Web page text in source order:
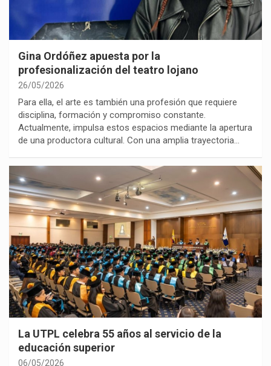
Gina Ordóñez apuesta por la
profesionalización del teatro lojano
26/05/2026
Para ella, el arte es también una profesión que requiere
disciplina, formación y compromiso constante.
Actualmente, impulsa estos espacios mediante la apertura
de una productora cultural. Con una amplia trayectoria…
La UTPL celebra 55 años al servicio de la
educación superior
06/05/2026